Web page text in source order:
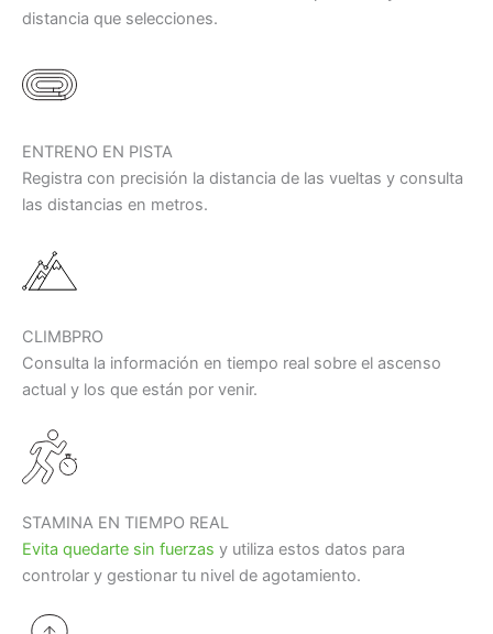
distancia que selecciones.
ENTRENO EN PISTA
Registra con precisión la distancia de las vueltas y consulta
las distancias en metros.
CLIMBPRO
Consulta la información en tiempo real sobre el ascenso
actual y los que están por venir.
STAMINA EN TIEMPO REAL
Evita quedarte sin fuerzas y utiliza estos datos para
controlar y gestionar tu nivel de agotamiento.